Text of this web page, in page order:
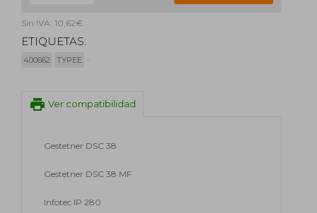
Sin IVA: 10,62€
ETIQUETAS:
400662 TYPEE
print Ver compatibilidad
Gestetner DSC 38
Gestetner DSC 38 MF
Infotec IP 280